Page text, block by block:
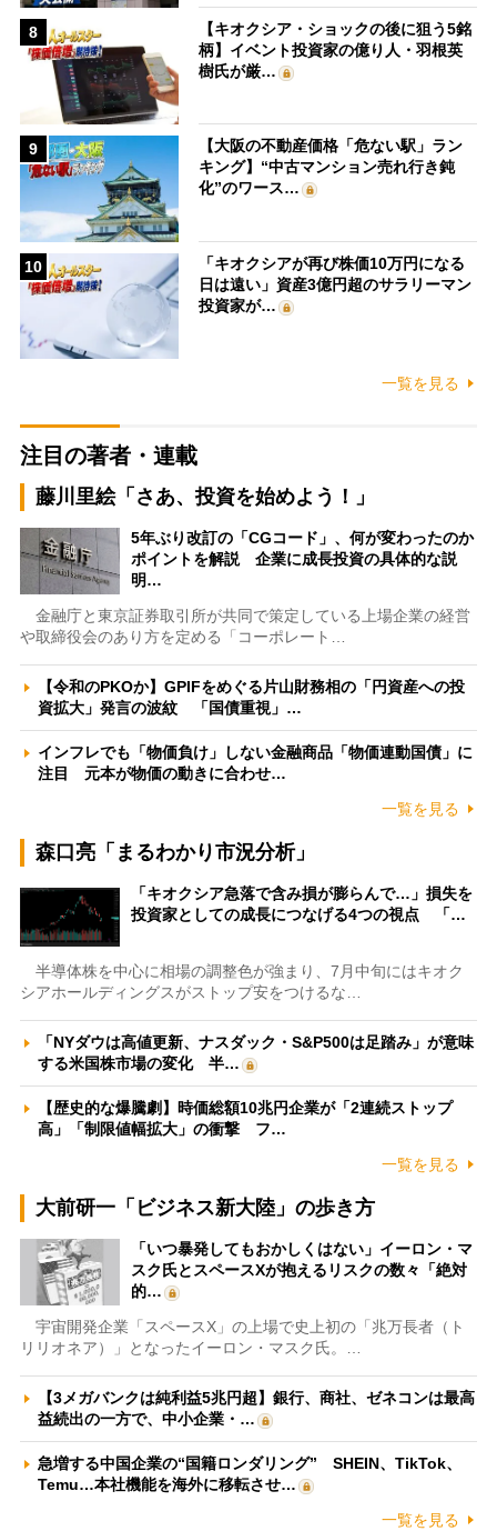
8
【キオクシア・ショックの後に狙う5銘
柄】イベント投資家の億り人・羽根英
樹氏が厳…
9
【大阪の不動産価格「危ない駅」ラン
キング】“中古マンション売れ行き鈍
化”のワース…
10
「キオクシアが再び株価10万円になる
日は遠い」資産3億円超のサラリーマン
投資家が…
一覧を見る
注目の著者・連載
藤川里絵「さあ、投資を始めよう！」
5年ぶり改訂の「CGコード」、何が変わったのか
ポイントを解説 企業に成長投資の具体的な説
明…
金融庁と東京証券取引所が共同で策定している上場企業の経営
や取締役会のあり方を定める「コーポレート…
【令和のPKOか】GPIFをめぐる片山財務相の「円資産への投
資拡大」発言の波紋 「国債重視」…
インフレでも「物価負け」しない金融商品「物価連動国債」に
注目 元本が物価の動きに合わせ…
一覧を見る
森口亮「まるわかり市況分析」
「キオクシア急落で含み損が膨らんで…」損失を
投資家としての成長につなげる4つの視点 「…
半導体株を中心に相場の調整色が強まり、7月中旬にはキオク
シアホールディングスがストップ安をつけるな…
「NYダウは高値更新、ナスダック・S&P500は足踏み」が意味
する米国株市場の変化 半…
【歴史的な爆騰劇】時価総額10兆円企業が「2連続ストップ
高」「制限値幅拡大」の衝撃 フ…
一覧を見る
大前研一「ビジネス新大陸」の歩き方
「いつ暴発してもおかしくはない」イーロン・マ
スク氏とスペースXが抱えるリスクの数々「絶対
的…
宇宙開発企業「スペースX」の上場で史上初の「兆万長者（ト
リリオネア）」となったイーロン・マスク氏。…
【3メガバンクは純利益5兆円超】銀行、商社、ゼネコンは最高
益続出の一方で、中小企業・…
急増する中国企業の“国籍ロンダリング” SHEIN、TikTok、
Temu…本社機能を海外に移転させ…
一覧を見る